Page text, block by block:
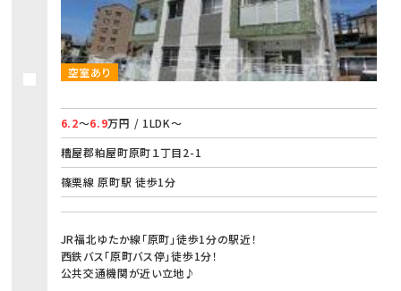
空室あり
6.2～6.9万円 / 1LDK～
糟屋郡粕屋町原町１丁目2-1
篠栗線 原町駅 徒歩1分
JR福北ゆたか線「原町」徒歩1分の駅近！
西鉄バス「原町バス停」徒歩1分！
公共交通機関が近い立地♪